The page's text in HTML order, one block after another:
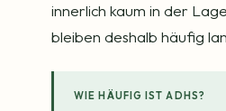
innerlich kaum in der
bleiben deshalb häufig
WIE HÄUFIG IST ADHS?